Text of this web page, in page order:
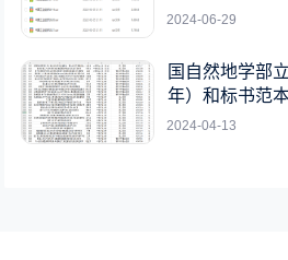
2024-06-29
国自然地学部
年）和标书范
2024-04-13